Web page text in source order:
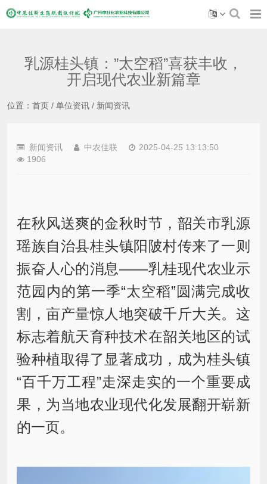
乳源桂头镇：”太空稻”喜获丰收，
开启现代农业新篇章
位置： 首页 / 单位资讯 / 新闻资讯
新闻资讯 中农佳联
2025-04-25 13:13:50
1906
在秋风送爽的金秋时节，韶关市乳源
瑶族自治县桂头镇阳陂村传来了一则
振奋人心的消息——乳桂现代农业示
范园内的第一季“太空稻”圆满完成收
割，亩产量惊人地突破千斤大关。这
标志着航天育种技术在韶关地区的试
验种植取得了显著成功，成为桂头镇
“百千万工程”走深走实的一个重要成
果，为当地农业现代化发展翻开崭新
的一页。